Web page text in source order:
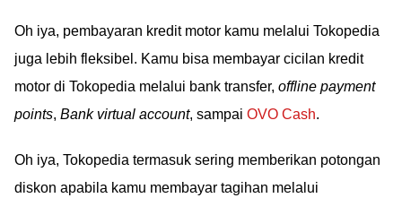
Oh iya, pembayaran kredit motor kamu melalui Tokopedia
juga lebih fleksibel. Kamu bisa membayar cicilan kredit
motor di Tokopedia melalui bank transfer, offline payment
points, Bank virtual account, sampai OVO Cash.
Oh iya, Tokopedia termasuk sering memberikan potongan
diskon apabila kamu membayar tagihan melalui